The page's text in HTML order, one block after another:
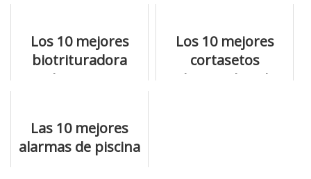
Los 10 mejores
biotrituradora
gasolina a precios
Los 10 mejores
cortasetos
electrico bosch
Las 10 mejores
alarmas de piscina